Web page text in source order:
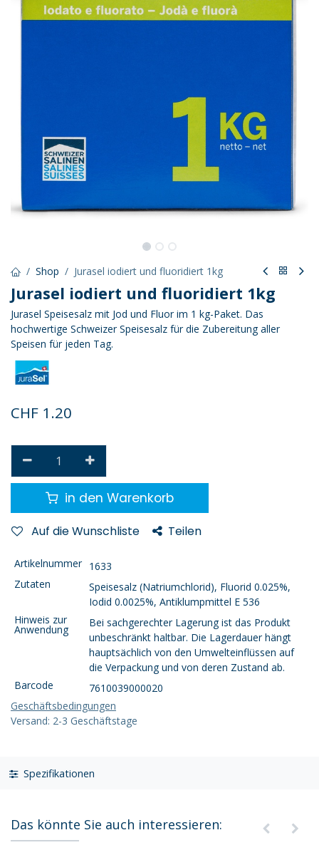
Shop Jurasel iodiert und fluoridiert 1kg
Jurasel iodiert und fluoridiert 1kg
Jurasel Speisesalz mit Jod und Fluor im 1 kg-Paket. Das
hochwertige Schweizer Speisesalz für die Zubereitung aller
Speisen für jeden Tag.
CHF 1.20
in den Warenkorb
Auf die Wunschliste Teilen
Artikelnummer 1633
Zutaten
Speisesalz (Natriumchlorid), Fluorid 0.025%,
Iodid 0.0025%, Antiklumpmittel E 536
Hinweis zur
Anwendung
Bei sachgerechter Lagerung ist das Produkt
unbeschränkt haltbar. Die Lagerdauer hängt
hauptsächlich von den Umwelteinflüssen auf
die Verpackung und von deren Zustand ab.
Barcode
7610039000020
Geschäftsbedingungen
Versand: 2-3 Geschäftstage
Spezifikationen
Das könnte Sie auch interessieren: